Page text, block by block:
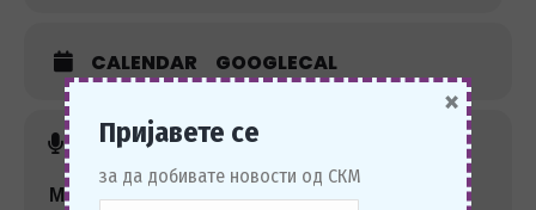
CALENDAR GOOGLECAL
Организатор
МСД - ЗДРУЖЕНИЕ НА СПЕЦИЈАЛИСТИ ПО
Пријавете се
за да добивате новости од СКМ
×